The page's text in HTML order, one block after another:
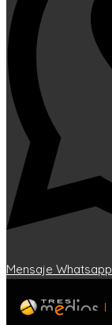
Mensaje Whatsapp
|